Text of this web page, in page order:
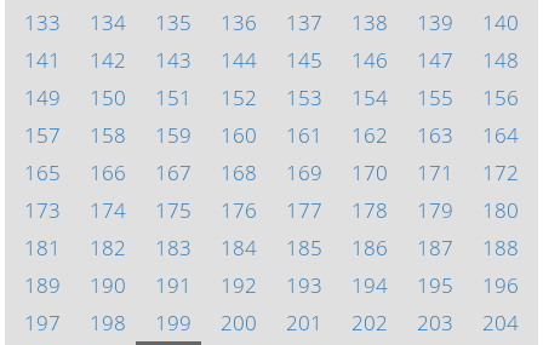
133
134 135 136 137 138 139
140
141
142 143 144 145 146 147
148
149
150 151 152 153 154 155
156
157
158 159 160 161 162 163
164
165
166 167 168 169 170 171
172
173
174 175 176 177 178 179
180
181
182 183 184 185 186 187
188
189
190 191 192 193 194 195
196
197
198 199 200 201 202 203
204